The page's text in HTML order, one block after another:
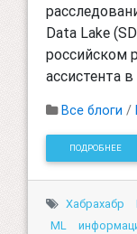
Data Lake
российском
ассистента
Все блоги /
ПОДРОБНЕЕ
Хабрахабр
ML